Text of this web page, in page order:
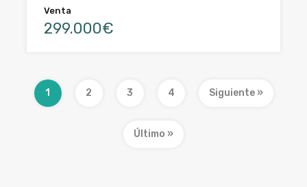
Venta
299.000€
1 2 3 4 Siguiente »
Último »